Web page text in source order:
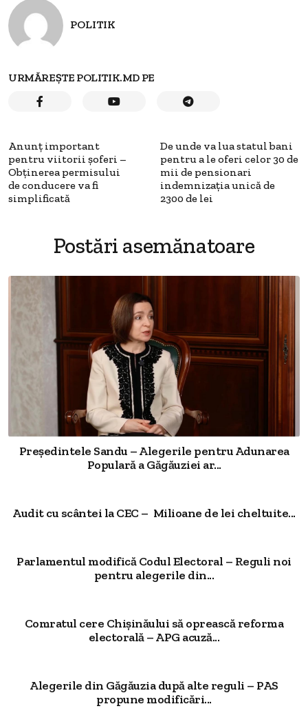
POLITIK
URMĂREȘTE POLITIK.MD PE
Anunț important
pentru viitorii șoferi –
Obținerea permisului
de conducere va fi
simplificată
De unde va lua statul bani
pentru a le oferi celor 30 de
mii de pensionari
indemnizația unică de
2300 de lei
Postări asemănatoare
Președintele Sandu – Alegerile pentru Adunarea
Populară a Găgăuziei ar...
Audit cu scântei la CEC – Milioane de lei cheltuite...
Parlamentul modifică Codul Electoral – Reguli noi
pentru alegerile din...
Comratul cere Chișinăului să oprească reforma
electorală – APG acuză...
Alegerile din Găgăuzia după alte reguli – PAS
propune modificări...